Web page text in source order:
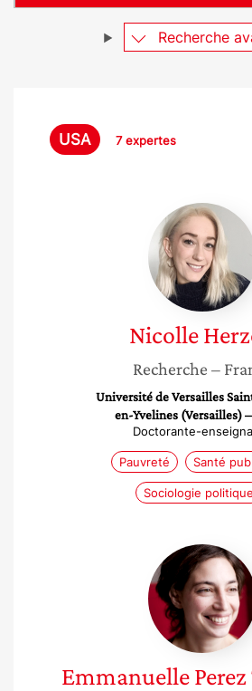
e
Recherche
USA 7 expertes
Nicolle
Herzog
Nicolle
Recherche –
Université de Versailles
en-Yvelines (Versailles)
Doctorante-
Pauvreté Santé
Sociologie politique
Perez
Emmanuelle